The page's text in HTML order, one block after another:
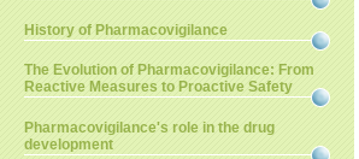
History of Pharmacovigilance
The Evolution of Pharmacovigilance: From
Reactive Measures to Proactive Safety
Pharmacovigilance's role in the drug
development